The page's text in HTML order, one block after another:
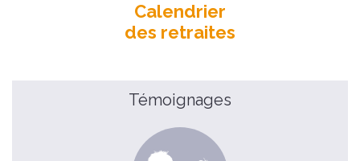
Calendrier
des retraites
Témoignages